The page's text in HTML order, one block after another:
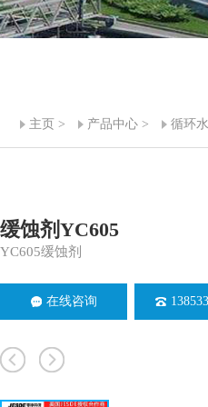
主页 > 产品中心 > 循环
缓蚀剂YC605
YC605缓蚀剂
在线咨询